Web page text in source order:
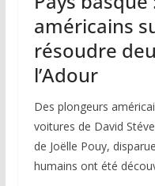
américains
résoudre
l’Adour
Des plongeurs
voitures de David
de Joëlle Pouy,
humains ont été